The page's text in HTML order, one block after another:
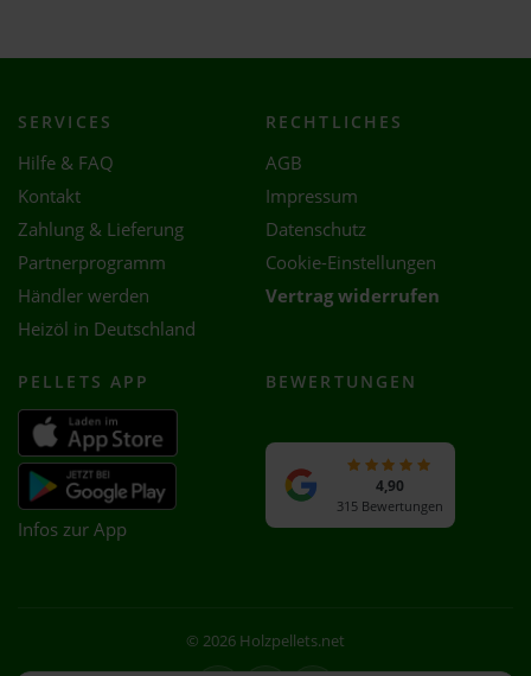
SERVICES
Hilfe & FAQ
Kontakt
Zahlung & Lieferung
Partnerprogramm
Händler werden
Heizöl in Deutschland
RECHTLICHES
AGB
Impressum
Datenschutz
Cookie-Einstellungen
Vertrag widerrufen
PELLETS APP
Infos zur App
BEWERTUNGEN
4,90
315 Bewertungen
© 2026 Holzpellets.net